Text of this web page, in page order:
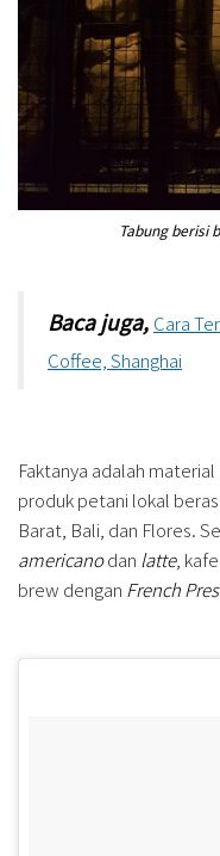
Tabung berisi
Baca juga, Cara
Coffee, Shanghai
Faktanya adalah
produk petani lokal
Barat, Bali, dan Flores.
americanodan latte,
brew dengan French